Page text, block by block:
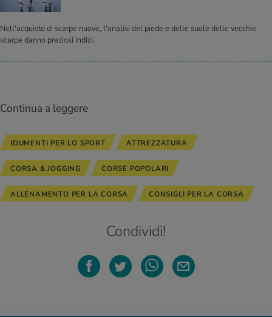
Nell'acquisto di scarpe nuove, l'analisi del piede e delle suole delle vecchie
scarpe danno preziosi indizi.
Continua a leggere
IDUMENTI PER LO SPORT ATTREZZATURA
CORSA & JOGGING CORSE POPOLARI
ALLENAMENTO PER LA CORSA CONSIGLI PER LA CORSA
Condividi!